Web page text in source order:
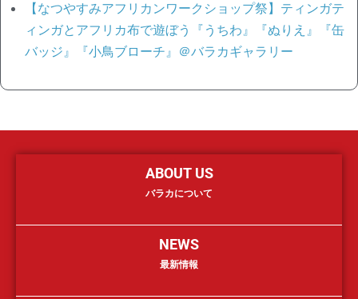
【なつやすみアフリカンワークショップ祭】ティンガテ
ィンガとアフリカ布で遊ぼう『うちわ』『ぬりえ』『缶
バッジ』『小鳥ブローチ』＠バラカギャラリー
ABOUT US
バラカについて
NEWS
最新情報